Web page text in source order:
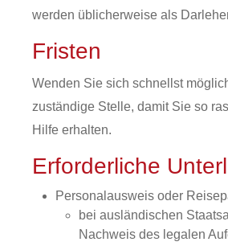
werden üblicherweise als
Fristen
Wenden Sie sich schnellst
zuständige Stelle, damit Sie so
Hilfe erhalten.
Erforderliche
Personalausweis oder
bei ausländischen
Nachweis des legalen